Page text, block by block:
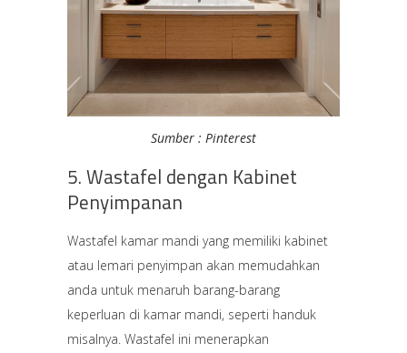
Sumber : Pinterest
5. Wastafel dengan Kabinet
Penyimpanan
Wastafel kamar mandi yang memiliki kabinet
atau lemari penyimpan akan memudahkan
anda untuk menaruh barang-barang
keperluan di kamar mandi, seperti handuk
misalnya. Wastafel ini menerapkan